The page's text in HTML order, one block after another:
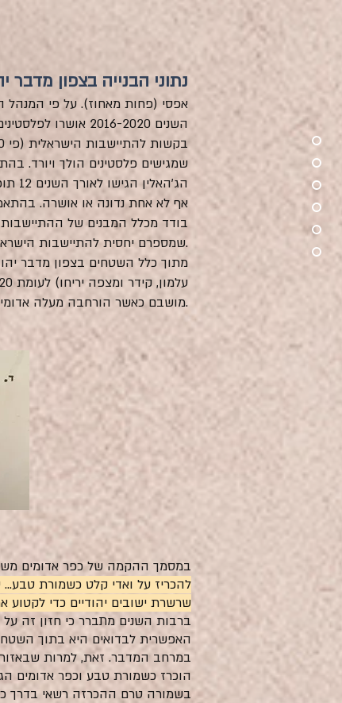
נתוני הבנייה בצפון מדבר
שמגישים פלסטינים הולך ויורד.
שמספרם יחסית להתיישבות הישראלית מונה.
מושבם כאשר הורחבה מעלה אדומים).
במסמך ההקמה של כפר אדומים משנת
להכריז על ואדי קלט כשמורת
שרשרת ישובים יהודיים כדי
ברבות השנים מתברר כי חזון זה על
האפשרית לבדואים היא בתוך השטח
במרחב המדבר. זאת, למרות שבאזור
הוכרז כשמורת טבע וכפר אדומים
בשמורה טרם ההכרזה רשאי בדרך